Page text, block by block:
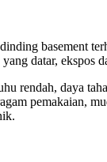
basement
datar, ekspos
rendah, daya